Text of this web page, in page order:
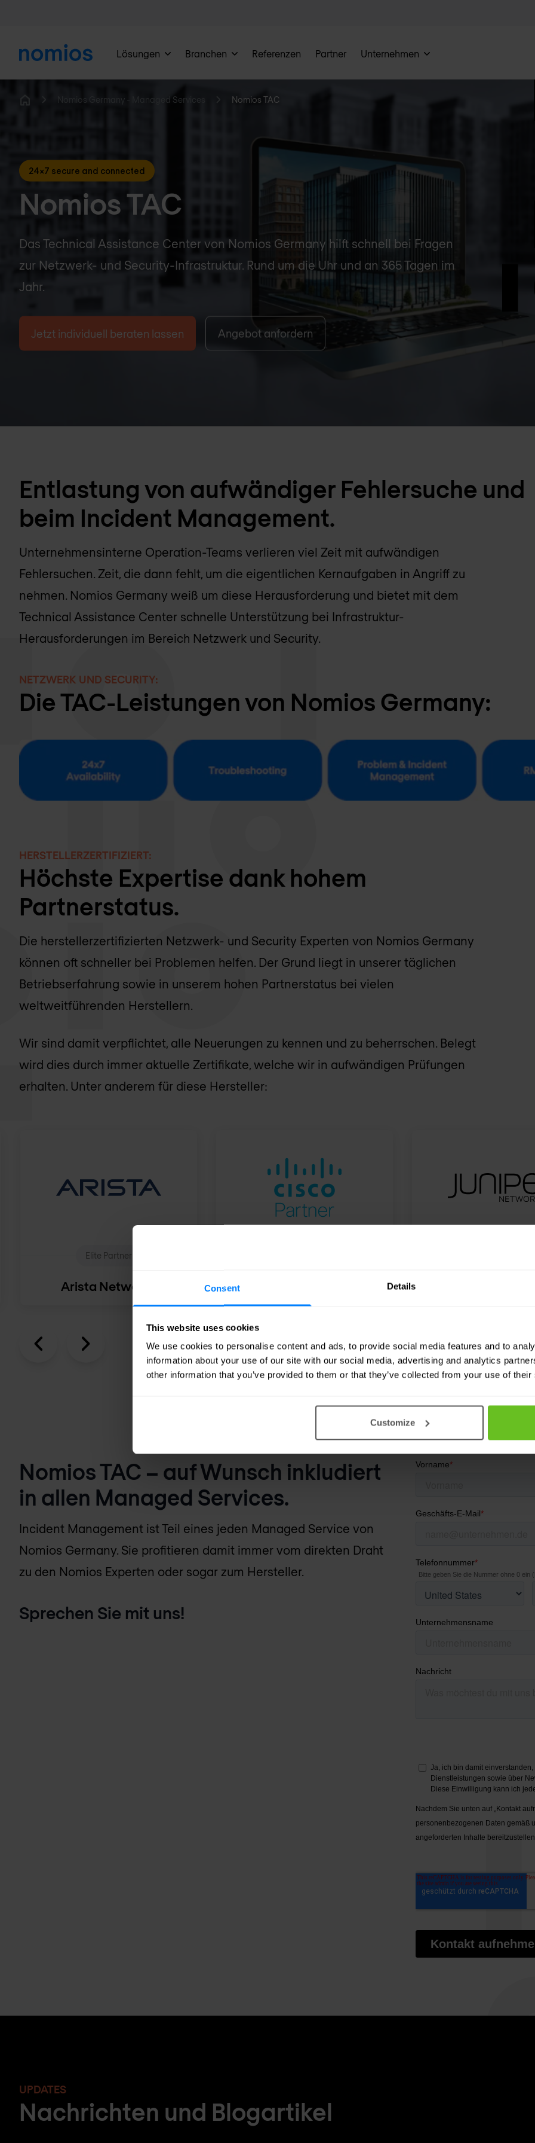
Consent Details
This website uses cookies
We use cookies to personalise content and ads, to provide social media features and to
information about your use of our site with our social media, advertising and analytics
other information that you’ve provided to them or that they’ve collected from your use of
Customize
Lösungen Branchen Referenzen Partner Unternehmen
Nomios Germany - Managed Services Nomios TAC
24x7 secure and connected
Nomios TAC
Das Technical Assistance Center von Nomios Germany hilft schnell bei Fragen
zur Netzwerk- und Security-Infrastruktur. Rund um die Uhr und an 365 Tagen im
Jahr.
Jetzt individuell beraten lassen Angebot anfordern
Entlastung von aufwändiger Fehlersuche und
beim Incident Management.
Unternehmensinterne Operation-Teams verlieren viel Zeit mit aufwändigen
Fehlersuchen. Zeit, die dann fehlt, um die eigentlichen Kernaufgaben in Angriff zu
nehmen. Nomios Germany weiß um diese Herausforderung und bietet mit dem
Technical Assistance Center schnelle Unterstützung bei Infrastruktur-
Herausforderungen im Bereich Netzwerk und Security.
NETZWERK UND SECURITY:
Die TAC-Leistungen von Nomios Germany:
HERSTELLERZERTIFIZIERT:
Höchste Expertise dank hohem
Partnerstatus.
Die herstellerzertifizierten Netzwerk- und Security Experten von Nomios Germany
können oft schneller bei Problemen helfen. Der Grund liegt in unserer täglichen
Betriebserfahrung sowie in unserem hohen Partnerstatus bei vielen
weltweitführenden Herstellern.
Wir sind damit verpflichtet, alle Neuerungen zu kennen und zu beherrschen. Belegt
wird dies durch immer aktuelle Zertifikate, welche wir in aufwändigen Prüfungen
erhalten. Unter anderem für diese Hersteller:
Elite Partner
Arista Networks
Nomios TAC – auf Wunsch inkludiert
in allen Managed Services.
Incident Management ist Teil eines jeden Managed Service von
Nomios Germany. Sie profitieren damit immer vom direkten Draht
zu den Nomios Experten oder sogar zum Hersteller.
Sprechen Sie mit uns!
UPDATES
Nachrichten und Blogartikel